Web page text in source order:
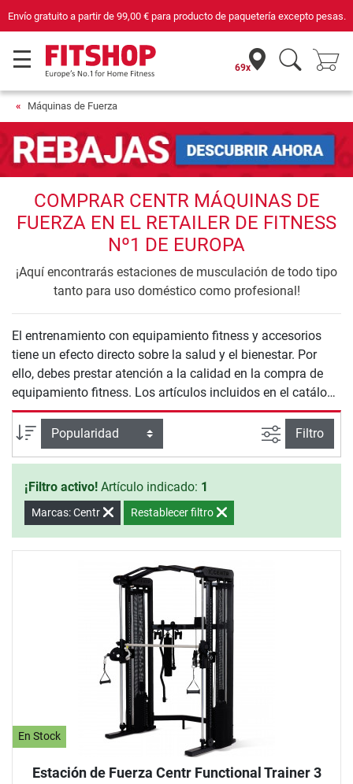
Envío gratuito a partir de 99,00 €para producto de paquetería excepto pesas.
69x
Máquinas de Fuerza
COMPRAR CENTR MÁQUINAS DE
FUERZA EN EL RETAILER DE FITNESS
Nº1 DE EUROPA
¡Aquí encontrarás estaciones de musculación de todo tipo
tanto para uso doméstico como profesional!
El entrenamiento con equipamiento fitness y accesorios
tiene un efecto directo sobre la salud y el bienestar. Por
ello, debes prestar atención a la calidad en la compra de
equipamiento fitness. Los artículos incluidos en el catálogo
de Máquinas de Fuerza Centr te ofrecen seguridad y
calidad para un entrenamiento efectivo en casa.
Ordenar por Busqueda
Filtro
¡Filtro activo! Artículo indicado: 1
Marcas: Centr Restablecer filtro
En Stock
Estación de Fuerza Centr Functional Trainer 3